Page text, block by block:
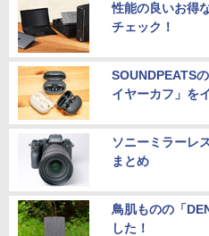
性能の良いお得
チェック！
SOUNDPEATS
イヤーカフ」を
ソニーミラーレ
まとめ
鳥肌ものの「
した！